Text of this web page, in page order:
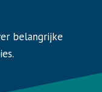
belangrijke